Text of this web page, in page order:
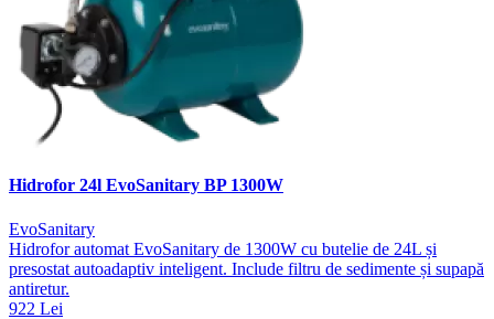
Hidrofor 24l EvoSanitary BP 1300W
EvoSanitary
Hidrofor automat EvoSanitary de 1300W cu butelie de 24L și
presostat autoadaptiv inteligent. Include filtru de sedimente și supapă
antiretur.
922 Lei